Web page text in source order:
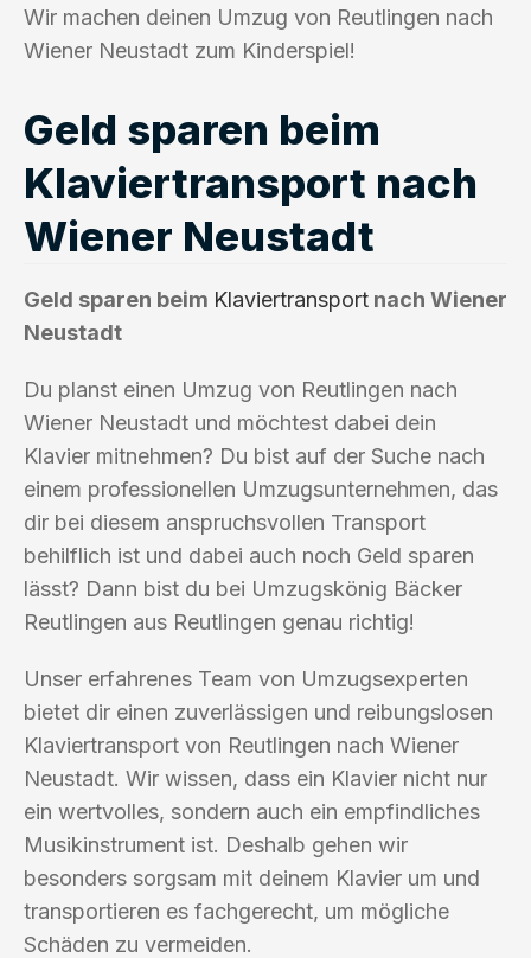
Wir machen deinen Umzug von Reutlingen nach
Wiener Neustadt zum Kinderspiel!
Geld sparen beim
Klaviertransport nach
Wiener Neustadt
Geld sparen beim Klaviertransport nach Wiener
Neustadt
Du planst einen Umzug von Reutlingen nach
Wiener Neustadt und möchtest dabei dein
Klavier mitnehmen? Du bist auf der Suche nach
einem professionellen Umzugsunternehmen, das
dir bei diesem anspruchsvollen Transport
behilflich ist und dabei auch noch Geld sparen
lässt? Dann bist du bei Umzugskönig Bäcker
Reutlingen aus Reutlingen genau richtig!
Unser erfahrenes Team von Umzugsexperten
bietet dir einen zuverlässigen und reibungslosen
Klaviertransport von Reutlingen nach Wiener
Neustadt. Wir wissen, dass ein Klavier nicht nur
ein wertvolles, sondern auch ein empfindliches
Musikinstrument ist. Deshalb gehen wir
besonders sorgsam mit deinem Klavier um und
transportieren es fachgerecht, um mögliche
Schäden zu vermeiden.